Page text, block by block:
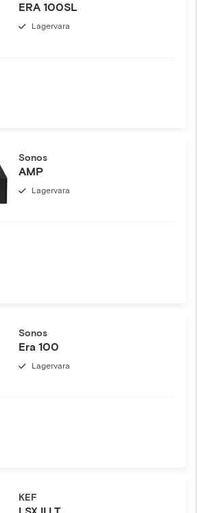
ERA 100SL
Lagervara
Sonos
AMP
Lagervara
Sonos
Era 100
Lagervara
KEF